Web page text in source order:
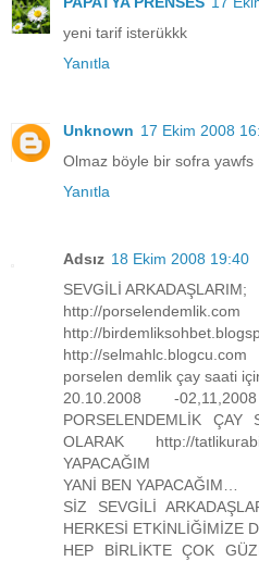
yeni tarif isterükkk
Yanıtla
Unknown 17 Ekim 2008
Olmaz böyle bir sofra yawfs
Yanıtla
Adsız 18 Ekim 2008 19:40
SEVGİLİ ARKADAŞLARIM;
http://porselendemlik.com
http://
http://
porselen demlik çay saati
20.10.2008 -
PORSELENDEMLİK
OLARAK http://
YAPACAĞIM
YANİ BEN YAPACAĞIM…
SİZ SEVGİLİ
HERKESİ ETKİNLİĞİMİZE
HEP BİRLİKTE ÇOK